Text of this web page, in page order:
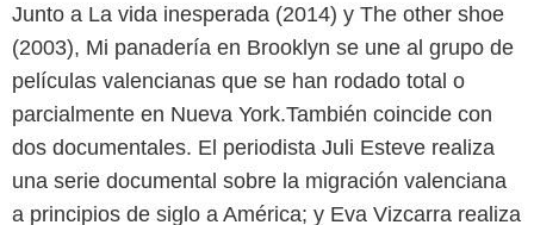
Junto a La vida inesperada (2014) y The other shoe
(2003), Mi panadería en Brooklyn se une al grupo de
películas valencianas que se han rodado total o
parcialmente en Nueva York.También coincide con
dos documentales. El periodista Juli Esteve realiza
una serie documental sobre la migración valenciana
a principios de siglo a América; y Eva Vizcarra realiza